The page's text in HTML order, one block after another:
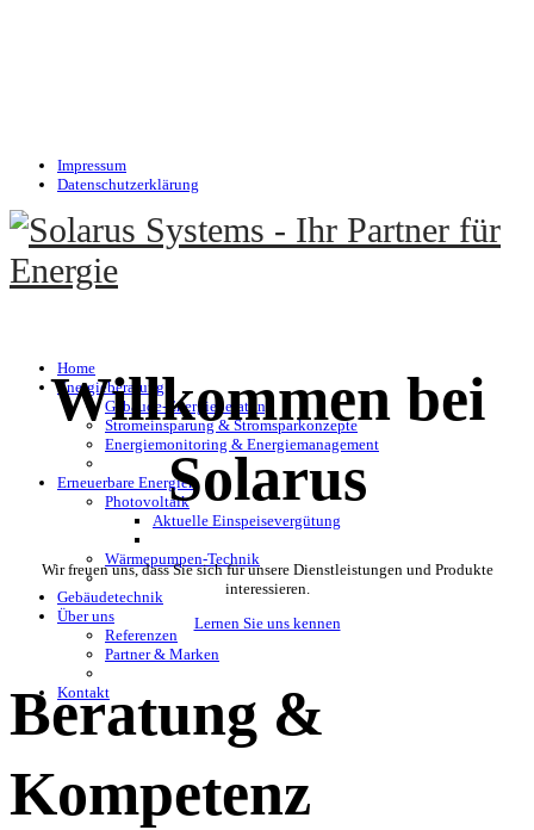
Impressum
Datenschutzerklärung
Home
Energieberatung
Gebäude-Energieberatung
Stromeinsparung & Stromsparkonzepte
Energiemonitoring & Energiemanagement
Erneuerbare Energien
Photovoltaik
Aktuelle Einspeisevergütung
Wärmepumpen-Technik
Gebäudetechnik
Über uns
Referenzen
Partner & Marken
Kontakt
Willkommen bei
Solarus
Wir freuen uns, dass Sie sich für unsere Dienstleistungen und Produkte
interessieren.
Lernen Sie uns kennen
Beratung &
Kompetenz